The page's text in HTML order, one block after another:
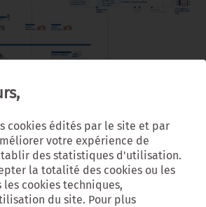
calendrier du SCoT
cookies édités par le site et par
votre expérience de
des statistiques d'utilisation.
la totalité des cookies ou les
les cookies techniques,
du site. Pour plus